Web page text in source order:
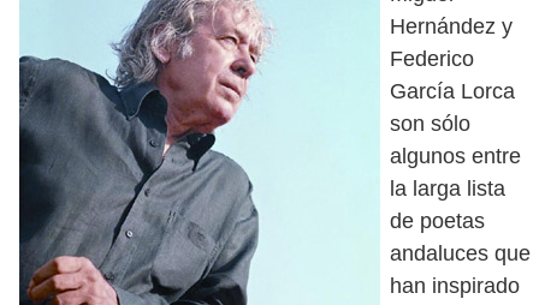
Hernández y
Federico
García Lorca
son sólo
algunos entre
la larga lista
de poetas
andaluces que
han inspirado